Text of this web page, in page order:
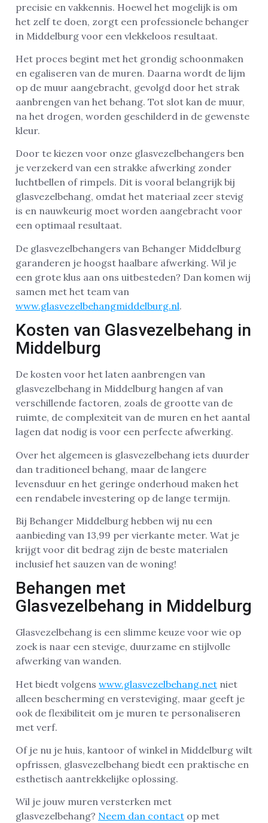
precisie en vakkennis. Hoewel het mogelijk is om
het zelf te doen, zorgt een professionele behanger
in Middelburg voor een vlekkeloos resultaat.
Het proces begint met het grondig schoonmaken
en egaliseren van de muren. Daarna wordt de lijm
op de muur aangebracht, gevolgd door het strak
aanbrengen van het behang. Tot slot kan de muur,
na het drogen, worden geschilderd in de gewenste
kleur.
Door te kiezen voor onze glasvezelbehangers ben
je verzekerd van een strakke afwerking zonder
luchtbellen of rimpels. Dit is vooral belangrijk bij
glasvezelbehang, omdat het materiaal zeer stevig
is en nauwkeurig moet worden aangebracht voor
een optimaal resultaat.
De glasvezelbehangers van Behanger Middelburg
garanderen je hoogst haalbare afwerking. Wil je
een grote klus aan ons uitbesteden? Dan komen wij
samen met het team van
www.glasvezelbehangmiddelburg.nl.
Kosten van Glasvezelbehang in
Middelburg
De kosten voor het laten aanbrengen van
glasvezelbehang in Middelburg hangen af van
verschillende factoren, zoals de grootte van de
ruimte, de complexiteit van de muren en het aantal
lagen dat nodig is voor een perfecte afwerking.
Over het algemeen is glasvezelbehang iets duurder
dan traditioneel behang, maar de langere
levensduur en het geringe onderhoud maken het
een rendabele investering op de lange termijn.
Bij Behanger Middelburg hebben wij nu een
aanbieding van 13,99 per vierkante meter. Wat je
krijgt voor dit bedrag zijn de beste materialen
inclusief het sauzen van de woning!
Behangen met
Glasvezelbehang in Middelburg
Glasvezelbehang is een slimme keuze voor wie op
zoek is naar een stevige, duurzame en stijlvolle
afwerking van wanden.
Het biedt volgens www.glasvezelbehang.net niet
alleen bescherming en versteviging, maar geeft je
ook de flexibiliteit om je muren te personaliseren
met verf.
Of je nu je huis, kantoor of winkel in Middelburg wilt
opfrissen, glasvezelbehang biedt een praktische en
esthetisch aantrekkelijke oplossing.
Wil je jouw muren versterken met
glasvezelbehang? Neem dan contact op met